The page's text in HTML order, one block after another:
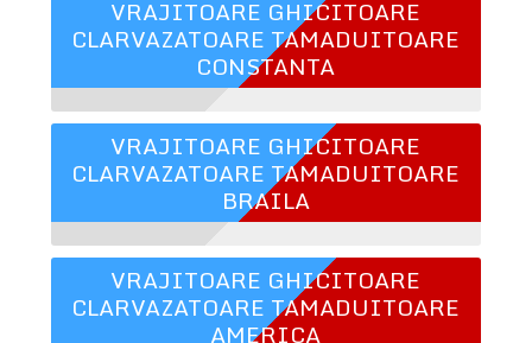
VRAJITOARE GHICITOARE
CLARVAZATOARE TAMADUITOARE
CONSTANTA
VRAJITOARE GHICITOARE
CLARVAZATOARE TAMADUITOARE
BRAILA
VRAJITOARE GHICITOARE
CLARVAZATOARE TAMADUITOARE
AMERICA